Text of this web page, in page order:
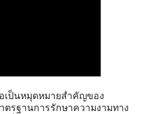
เป็นหมุดหมายสำคัญของ
รฐานการรักษาความงามทาง